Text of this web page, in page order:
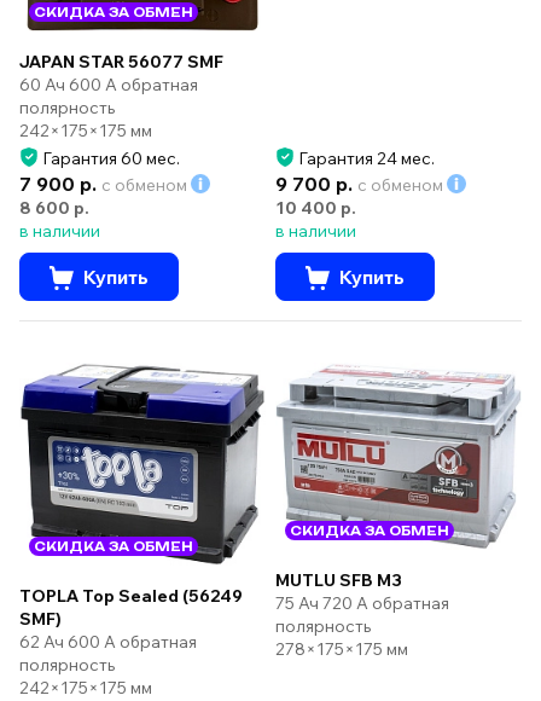
СКИДКА ЗА ОБМЕН
JAPAN STAR 56077 SMF
60 Ач 600 А обратная
полярность
242×175×175 мм
Гарантия 60 мес.
7 900 р. с обменом
8 600 р.
в наличии
Купить
Гарантия 24 мес.
9 700 р. с обменом
10 400 р.
в наличии
Купить
СКИДКА ЗА ОБМЕН
TOPLA Top Sealed (56249
SMF)
62 Ач 600 А обратная
полярность
242×175×175 мм
СКИДКА ЗА ОБМЕН
MUTLU SFB M3
75 Ач 720 А обратная
полярность
278×175×175 мм